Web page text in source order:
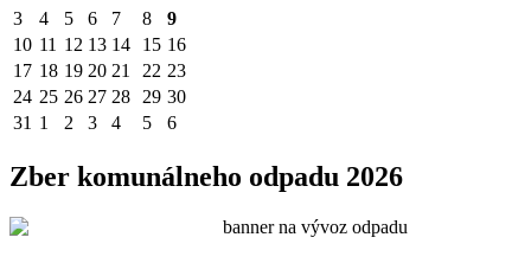
3
4 5 6 7 8
9
10 11 12 13 14 15 16
17 18 19 20 21 22 23
24 25 26 27 28 29 30
31 1 2 3 4 5 6
Zber komunálneho odpadu 2026